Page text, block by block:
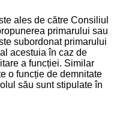
ales de către Consiliul
primarului sau
subordonat primarului
acestuia în caz de
a funcției. Similar
o funcție de demnitate
său sunt stipulate în